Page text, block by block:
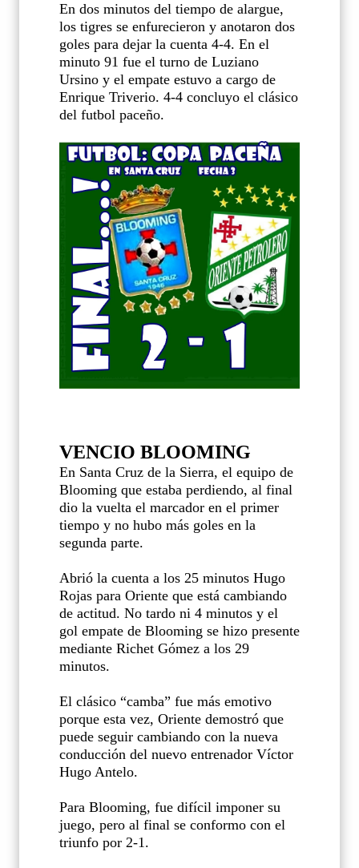
En dos minutos del tiempo de alargue,
los tigres se enfurecieron y anotaron dos
goles para dejar la cuenta 4-4. En el
minuto 91 fue el turno de Luziano
Ursino y el empate estuvo a cargo de
Enrique Triverio. 4-4 concluyo el clásico
del futbol paceño.
VENCIO BLOOMING
En Santa Cruz de la Sierra, el equipo de
Blooming que estaba perdiendo, al final
dio la vuelta el marcador en el primer
tiempo y no hubo más goles en la
segunda parte.
Abrió la cuenta a los 25 minutos Hugo
Rojas para Oriente que está cambiando
de actitud. No tardo ni 4 minutos y el
gol empate de Blooming se hizo presente
mediante Richet Gómez a los 29
minutos.
El clásico “camba” fue más emotivo
porque esta vez, Oriente demostró que
puede seguir cambiando con la nueva
conducción del nuevo entrenador Víctor
Hugo Antelo.
Para Blooming, fue difícil imponer su
juego, pero al final se conformo con el
triunfo por 2-1.